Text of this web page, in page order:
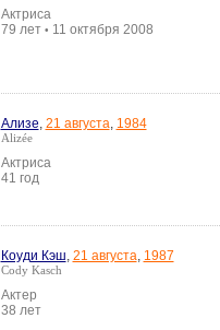
Актриса
79 лет • 11 октября 2008
Ализе, 21 августа, 1984
Alizée
Актриса
41 год
Коуди Кэш, 21 августа, 1987
Cody Kasch
Актер
38 лет